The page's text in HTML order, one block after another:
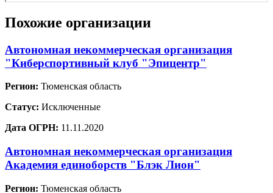
Похожие организации
Автономная некоммерческая организация
"Киберспортивный клуб "Эпицентр"
Регион: Тюменская область
Статус: Исключенные
Дата ОГРН: 11.11.2020
Автономная некоммерческая организация
Академия единоборств "Блэк Лион"
Регион: Тюменская область